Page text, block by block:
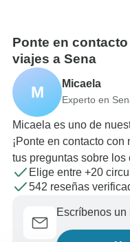
Ponte en
viajes a Sena
M Micaela
Experto en
Micaela es uno de
¡Ponte en contacto
tus preguntas sobre los
Elige entre +20
542 reseñas
Escríbenos un